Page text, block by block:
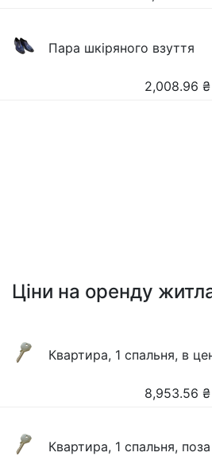
Пара шкіряного взуття
2,008.96 ₴
Ціни на оренду
Квартира, 1 спальня, в
8,953.56 ₴
Квартира, 1 спальня,